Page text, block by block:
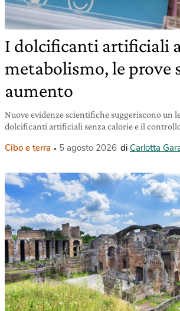
I dolcificanti artificiali
metabolismo, le prove
aumento
Nuove evidenze scientifiche suggeriscono un
dolcificanti artificiali senza calorie e il
Cibo e terra 5 agosto 2026 di Carlotta